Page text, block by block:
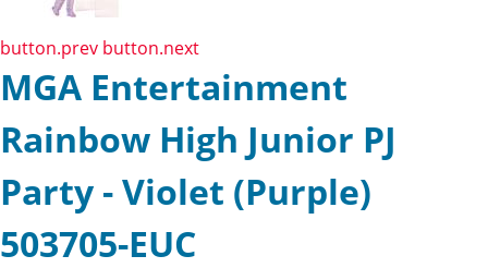
button.prev button.next
MGA Entertainment
Rainbow High Junior PJ
Party - Violet (Purple)
503705-EUC